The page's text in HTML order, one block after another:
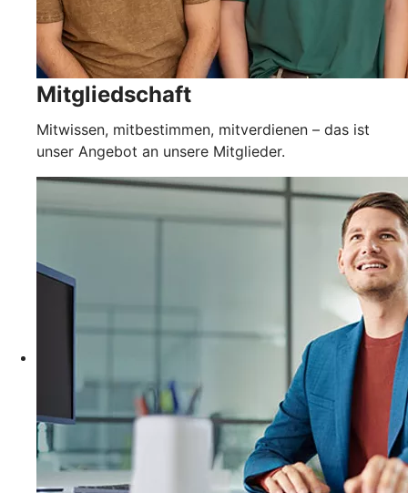
Mitgliedschaft
Mitwissen, mitbestimmen, mitverdienen – das ist
unser Angebot an unsere Mitglieder.